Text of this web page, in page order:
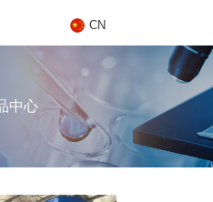
CN
中心